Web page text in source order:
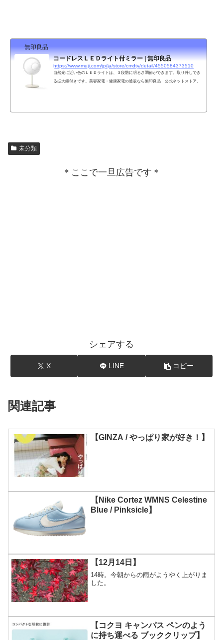
無印良品
コードレスＬＥＤライト付ミラー | 無印良品
https://www.muji.com/jp/ja/store/cmdty/detail/4550584373510
自然光に近い色のＬＥＤライトは、３段階に明るさ調節ができます。取り外しでき
る拡大鏡付きです。美容家電・健康家電の通販なら無印良品 公式ネットストア。
未分類
＊ここで一旦広告です＊
シェアする
X LINE コピー
関連記事
【GINZA / やっぱり家が好き！】
【Nike Cortez WMNS Celestine
Blue / Pinksicle】
【12月14日】
14時。今朝からの雨がようやく上がりま
した。
【コクヨ キャンパス ペンのよう
に持ち運べる ブッククリップ】